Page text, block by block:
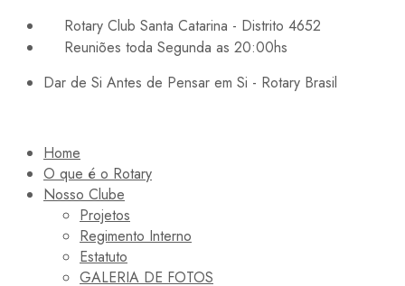
Rotary Club Santa Catarina - Distrito 4652
Reuniões toda Segunda as 20:00hs
Dar de Si Antes de Pensar em Si - Rotary Brasil
Home
O que é o Rotary
Nosso Clube
Projetos
Regimento Interno
Estatuto
GALERIA DE FOTOS